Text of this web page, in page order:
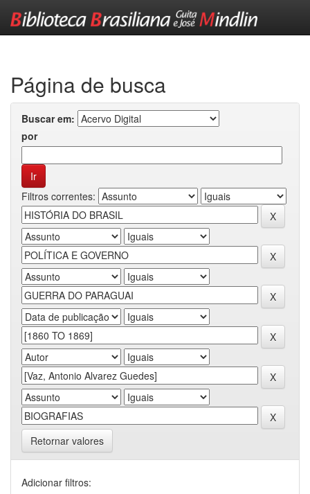
Página de busca
Buscar em:
por
Filtros correntes:
Retornar valores
Adicionar filtros: